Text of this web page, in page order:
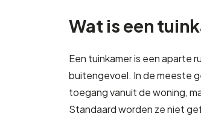
Wat is een
Een tuinkamer is een aparte
buitengevoel. In de meeste
toegang vanuit de woning,
Standaard worden ze niet